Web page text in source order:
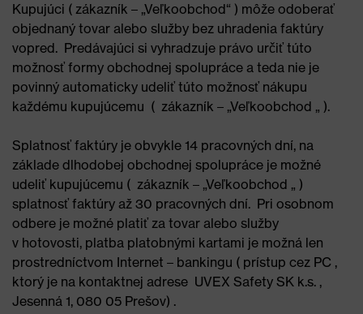
Kupujúci ( zákazník – „Veľkoobchod“ ) môže odoberať
objednaný tovar alebo služby bez uhradenia faktúry
vopred. Predávajúci si vyhradzuje právo určiť túto
možnosť formy obchodnej spolupráce a teda nie je
povinný automaticky udeliť túto možnosť nákupu
každému kupujúcemu ( zákazník – „Veľkoobchod „ ).
Splatnosť faktúry je obvykle 14 pracovných dní, na
základe dlhodobej obchodnej spolupráce je možné
udeliť kupujúcemu ( zákazník – „Veľkoobchod „ )
splatnosť faktúry až 30 pracovných dní. Pri osobnom
odbere je možné platiť za tovar alebo služby
v hotovosti, platba platobnými kartami je možná len
prostredníctvom Internet – bankingu ( prístup cez PC ,
ktorý je na kontaktnej adrese UVEX Safety SK k.s. ,
Jesenná 1, 080 05 Prešov) .